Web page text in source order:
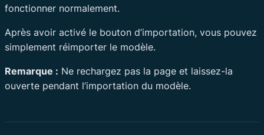
fonctionner normalement.
Après avoir activé le bouton d’importation, vous pouvez
simplement réimporter le modèle.
Remarque : Ne rechargez pas la page et laissez-la
ouverte pendant l’importation du modèle.